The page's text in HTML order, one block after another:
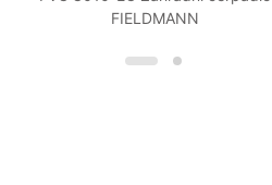
FIELDMANN